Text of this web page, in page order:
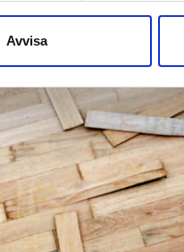
analysera vår trafik. Vi
och annons- och
Avvisa